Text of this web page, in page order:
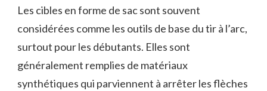
Les cibles en forme de sac sont souvent
considérées comme les outils de base du tir à l’arc,
surtout pour les débutants. Elles sont
généralement remplies de matériaux
synthétiques qui parviennent à arrêter les flèches